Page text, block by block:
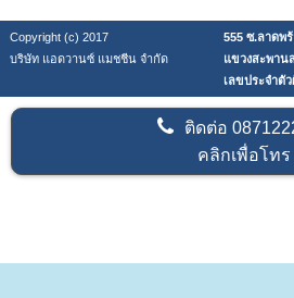
Copyright (c) 2017
555 ซ.ลาดพ
บริษัท แอดวานซ์ แมชชีน จำกัด
แขวงสะพาน
เลขประจำตั
ติดต่อ
คลิกเพื่อโทร